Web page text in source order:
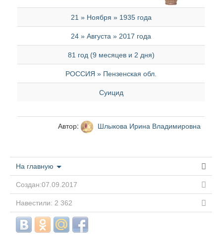
21 » Ноября » 1935 года
24 » Августа » 2017 года
81 год (9 месяцев и 2 дня)
РОССИЯ » Пензенская обл.
Суицид
Автор: Шлыкова Ирина Владимировна
На главную
Создан:07.09.2017
Навестили: 2 362